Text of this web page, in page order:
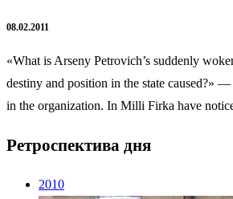
08.02.2011
«What is Arseny Petrovich’s suddenly
destiny and position in the state caused?» —
in the organization. In Milli Firka have
Ретроспектива дня
2010